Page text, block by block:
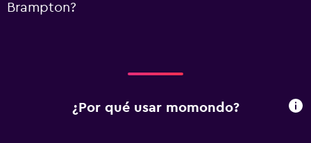
Brampton?
¿Por qué usar momondo?